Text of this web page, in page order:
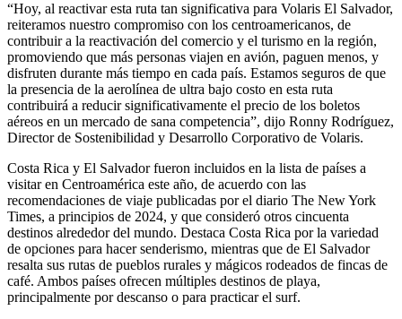
“Hoy, al reactivar esta ruta tan significativa para Volaris El Salvador,
reiteramos nuestro compromiso con los centroamericanos, de
contribuir a la reactivación del comercio y el turismo en la región,
promoviendo que más personas viajen en avión, paguen menos, y
disfruten durante más tiempo en cada país. Estamos seguros de que
la presencia de la aerolínea de ultra bajo costo en esta ruta
contribuirá a reducir significativamente el precio de los boletos
aéreos en un mercado de sana competencia”, dijo Ronny Rodríguez,
Director de Sostenibilidad y Desarrollo Corporativo de Volaris.
Costa Rica y El Salvador fueron incluidos en la lista de países a
visitar en Centroamérica este año, de acuerdo con las
recomendaciones de viaje publicadas por el diario The New York
Times, a principios de 2024, y que consideró otros cincuenta
destinos alrededor del mundo. Destaca Costa Rica por la variedad
de opciones para hacer senderismo, mientras que de El Salvador
resalta sus rutas de pueblos rurales y mágicos rodeados de fincas de
café. Ambos países ofrecen múltiples destinos de playa,
principalmente por descanso o para practicar el surf.